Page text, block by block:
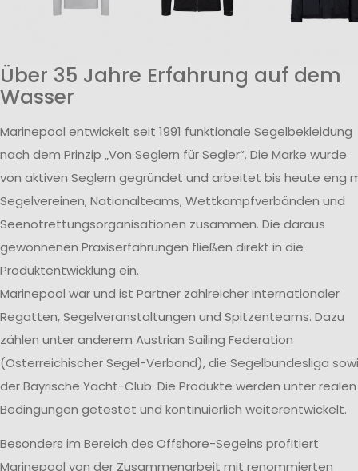
Über 35 Jahre Erfahrung auf dem
Wasser
Marinepool entwickelt seit 1991 funktionale Segelbekleidung
nach dem Prinzip „Von Seglern für Segler“. Die Marke wurde
von aktiven Seglern gegründet und arbeitet bis heute eng
Segelvereinen, Nationalteams, Wettkampfverbänden und
Seenotrettungsorganisationen zusammen. Die daraus
gewonnenen Praxiserfahrungen fließen direkt in die
Produktentwicklung ein.
Marinepool war und ist Partner zahlreicher internationaler
Regatten, Segelveranstaltungen und Spitzenteams. Dazu
zählen unter anderem Austrian Sailing Federation
(Österreichischer Segel-Verband), die Segelbundesliga
der Bayrische Yacht-Club. Die Produkte werden unter realen
Bedingungen getestet und kontinuierlich weiterentwickelt.
Besonders im Bereich des Offshore-Segelns profitiert
Marinepool von der Zusammenarbeit mit renommierten